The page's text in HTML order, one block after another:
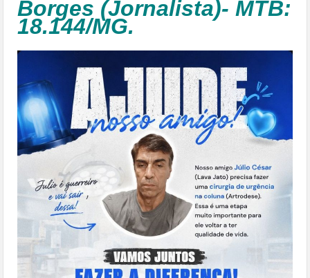
Borges (Jornalista)- MTB:
18.144/MG.